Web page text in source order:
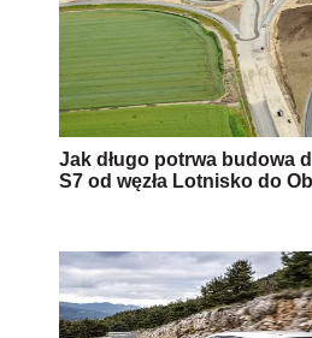
Jak długo potrwa budowa
S7 od węzła Lotnisko do